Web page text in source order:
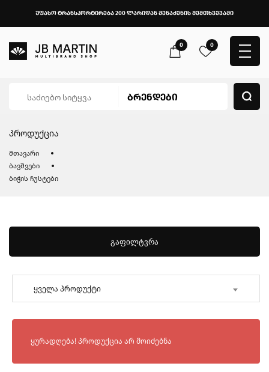
უფასო ტრანსპორტირება 200 ლარიდან შენაძენის შემთხვევაში
0 0
პროდუქცია
მთავარი
ბავშვები
ბიჭის ჩუსტები
გაფილტვრა
ყველა პროდუქტი
ყურადღება! პროდუქცია არ მოიძებნა